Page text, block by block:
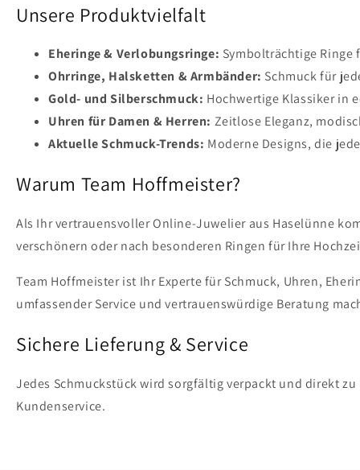
Unsere Produktvielfalt
Eheringe & Verlobungsringe: Symbolträchtige Ringe
Ohrringe, Halsketten & Armbänder: Schmuck für
Gold- und Silberschmuck: Hochwertige Klassiker in
Uhren für Damen & Herren: Zeitlose Eleganz,
Aktuelle Schmuck-Trends: Moderne Designs, die
Warum Team Hoffmeister?
Als Ihr vertrauensvoller Online-Juwelier aus Haselünne
verschönern oder nach besonderen Ringen für Ihre
Team Hoffmeister ist Ihr Experte für Schmuck, Uhren,
umfassender Service und vertrauenswürdige Beratung
Sichere Lieferung & Service
Jedes Schmuckstück wird sorgfältig verpackt und direkt
Kundenservice.